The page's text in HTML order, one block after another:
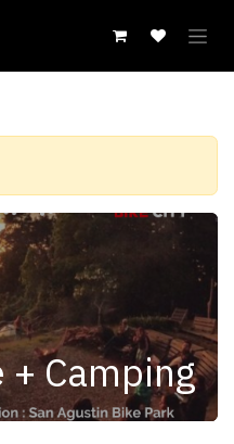
Camping